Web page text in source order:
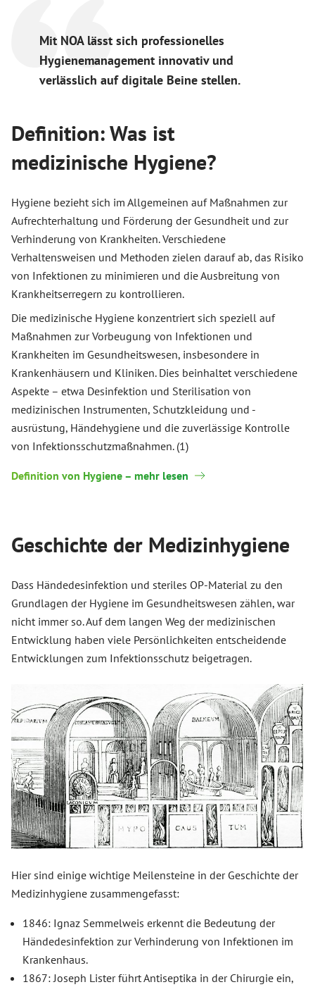
Definition: Was ist
medizinische Hygiene?
Hygiene bezieht sich im Allgemeinen auf Maßnahmen zur
Aufrechterhaltung und Förderung der Gesundheit und zur
Verhinderung von Krankheiten. Verschiedene
Verhaltensweisen und Methoden zielen darauf ab, das Risiko
von Infektionen zu minimieren und die Ausbreitung von
Krankheitserregern zu kontrollieren.
Die medizinische Hygiene konzentriert sich speziell auf
Maßnahmen zur Vorbeugung von Infektionen und
Krankheiten im Gesundheitswesen, insbesondere in
Krankenhäusern und Kliniken. Dies beinhaltet verschiedene
Aspekte – etwa Desinfektion und Sterilisation von
medizinischen Instrumenten, Schutzkleidung und -
ausrüstung, Händehygiene und die zuverlässige Kontrolle
von Infektionsschutzmaßnahmen. (1)
Definition von Hygiene – mehr lesen
Geschichte der Medizinhygiene
Dass Händedesinfektion und steriles OP-Material zu den
Grundlagen der Hygiene im Gesundheitswesen zählen, war
nicht immer so. Auf dem langen Weg der medizinischen
Entwicklung haben viele Persönlichkeiten entscheidende
Entwicklungen zum Infektionsschutz beigetragen.
Hier sind einige wichtige Meilensteine in der Geschichte der
Medizinhygiene zusammengefasst:
1846: Ignaz Semmelweis erkennt die Bedeutung der
Händedesinfektion zur Verhinderung von Infektionen im
Krankenhaus.
1867: Joseph Lister führt Antiseptika in der Chirurgie ein,
Mit NOA lässt sich professionelles
Hygienemanagement innovativ und
verlässlich auf digitale Beine stellen.